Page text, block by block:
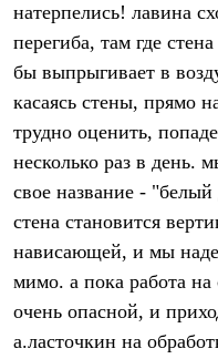
Толстовки
Брюки
Шорты
Женская одежда
Утепленная пухом
Брюки
Жилеты
Утепленная синтетикой
Брюки
Штормовая одежда
Софтшелл одежда
Куртки
Брюки
натерпелись! лавина
перегиба, там где
бы выпрыгивает в
касаясь стены, прямо
трудно оценить,
несколько раз в день.
свое название -
стена становится
нависающей, и мы
мимо. а пока работа на
очень опасной, и
а.ласточкин на